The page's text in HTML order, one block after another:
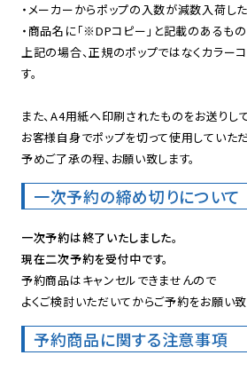
・メーカーからポップの入数が減数入荷し
・商品名に「※DPコピー」と記載のあるもの
上記の場合、正規のポップではなくカラー
す。
また、A4用紙へ印刷されたものをお送りし
お客様自身でポップを切って使用していただ
予めご了承の程、お願い致します。
一次予約の締め切りについて
一次予約は終了いたしました。
現在二次予約を受付中です。
予約商品はキャンセルできませんので
よくご検討いただいてからご予約をお願い致
予約商品に関する注意事項